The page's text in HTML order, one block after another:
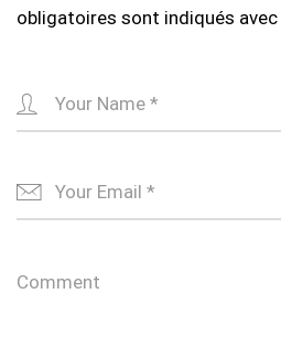
obligatoires sont indiqués avec